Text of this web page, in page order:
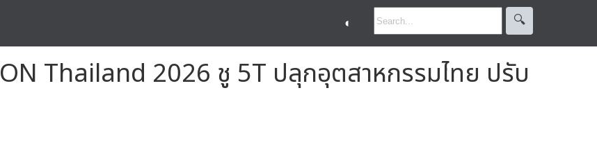
◐ 🔍︎
Thailand 2026 ชู 5T ปลุกอุตสาหกรรมไทย ปรับ